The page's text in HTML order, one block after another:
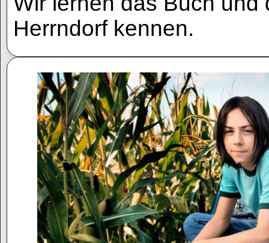
Herrndorf kennen.